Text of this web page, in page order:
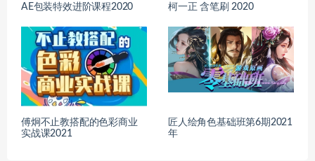
AE包装特效进阶课程2020 柯一正 含笔刷 2020
傅炯不止教搭配的色彩商业
实战课2021
匠人绘角色基础班第6期2021
年